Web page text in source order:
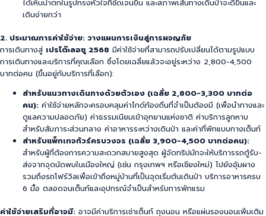
ได้เห็นน้ำตกในรูปทรงหัวใจที่ชัดเจนขึ้น และสภาพเส้นทางเดินป่าจะดีขึ้นและ
เดินง่ายกว่า
2. ประมาณการค่าใช้จ่าย: วางแผนการเงินสู่การผจญภัย
การเดินทางสู่ เปรโต๊ะลอซู 2568 มีค่าใช้จ่ายที่สามารถปรับเปลี่ยนได้ตามรูปแบบ
การเดินทางและบริการที่คุณเลือก ซึ่งโดยเฉลี่ยแล้วจะอยู่ระหว่าง 2,800-4,500
บาทต่อคน (ขึ้นอยู่กับบริการที่เลือก):
สำหรับแนวทางเดินทางด้วยตัวเอง (เฉลี่ย 2,800-3,300 บาทต่อ
คน): ค่าใช้จ่ายหลักจะครอบคลุมค่าไกด์ท้องถิ่นที่จำเป็นต้องมี (เพื่อนำทางและ
ดูแลความปลอดภัย) ค่าธรรมเนียมเข้าอุทยานแห่งชาติ ค่าบริการลูกหาบ
สำหรับสัมภาระส่วนกลาง ค่าอาหารระหว่างเดินป่า และค่าที่พักแบบกางเต็นท์
สำหรับแพ็กเกจทัวร์ครบวงจร (เฉลี่ย 3,900-4,500 บาทต่อคน):
สำหรับผู้ที่ต้องการความสะดวกสบายสูงสุด ผู้จัดทริปมักจะให้บริการรถตู้รับ-
ส่งจากจุดนัดพบในเมืองใหญ่ (เช่น กรุงเทพฯ หรือเชียงใหม่) ไปยังอุ้มผาง
รวมถึงรถโฟร์วิลเพื่อเข้าถึงหมู่บ้านที่เป็นจุดเริ่มต้นเดินป่า บริการอาหารครบ
6 มื้อ ตลอดจนเต็นท์และอุปกรณ์จำเป็นสำหรับการพักแรม
ค่าใช้จ่ายเสริมที่อาจมี: อาจมีค่าบริการเช่าเต็นท์ ถุงนอน หรือแผ่นรองนอนเพิ่มเติม